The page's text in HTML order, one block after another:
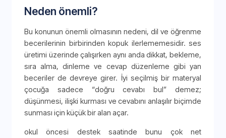
Neden önemli?
Bu konunun önemli olmasının nedeni, dil ve öğrenme
becerilerinin birbirinden kopuk ilerlememesidir. ses
üretimi üzerinde çalışırken aynı anda dikkat, bekleme,
sıra alma, dinleme ve cevap düzenleme gibi yan
beceriler de devreye girer. İyi seçilmiş bir materyal
çocuğa sadece “doğru cevabı bul” demez;
düşünmesi, ilişki kurması ve cevabını anlaşılır biçimde
sunması için küçük bir alan açar.
okul öncesi destek saatinde bunu çok net